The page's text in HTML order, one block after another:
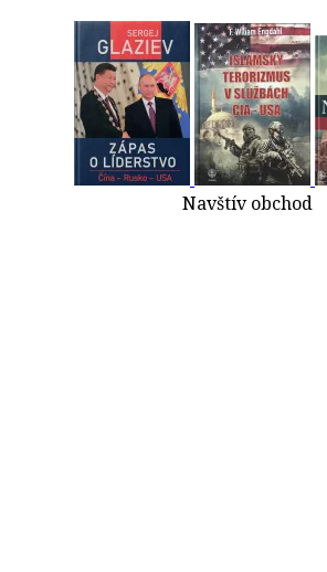
Navštív obchod